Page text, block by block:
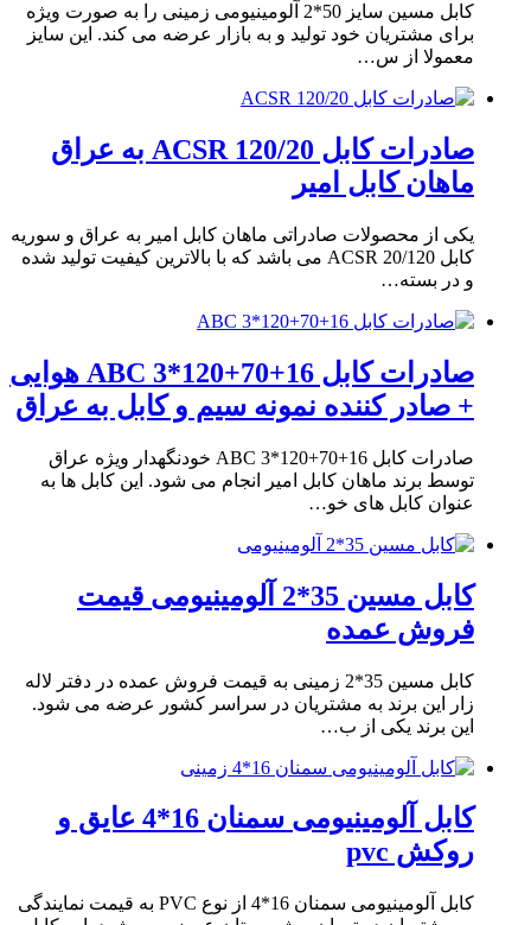
کابل مسین سایز 50*2 آلومینیومی زمینی را به صورت ویژه
برای مشتریان خود تولید و به بازار عرضه می کند. این سایز
معمولا از س…
صادرات کابل 120/20 ACSR به عراق
ماهان کابل امیر
یکی از محصولات صادراتی ماهان کابل امیر به عراق و سوریه
کابل 20/120 ACSR می باشد که با بالاترین کیفیت تولید شده
و در بسته…
صادرات کابل 16+70+120*3 ABC هوایی
+ صادر کننده نمونه سیم و کابل به عراق
صادرات کابل 16+70+120*3 ABC خودنگهدار ویژه عراق
توسط برند ماهان کابل امیر انجام می شود. این کابل ها به
عنوان کابل های خو…
کابل مسین 35*2 آلومینیومی قیمت
فروش عمده
کابل مسین 35*2 زمینی به قیمت فروش عمده در دفتر لاله
زار این برند به مشتریان در سراسر کشور عرضه می شود.
این برند یکی از ب…
کابل آلومینیومی سمنان 16*4 عایق و
روکش pvc
کابل آلومینیومی سمنان 16*4 از نوع PVC به قیمت نمایندگی